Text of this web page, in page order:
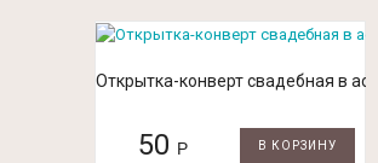
Открытка-конверт свадебная в
50 Р В КОРЗИНУ